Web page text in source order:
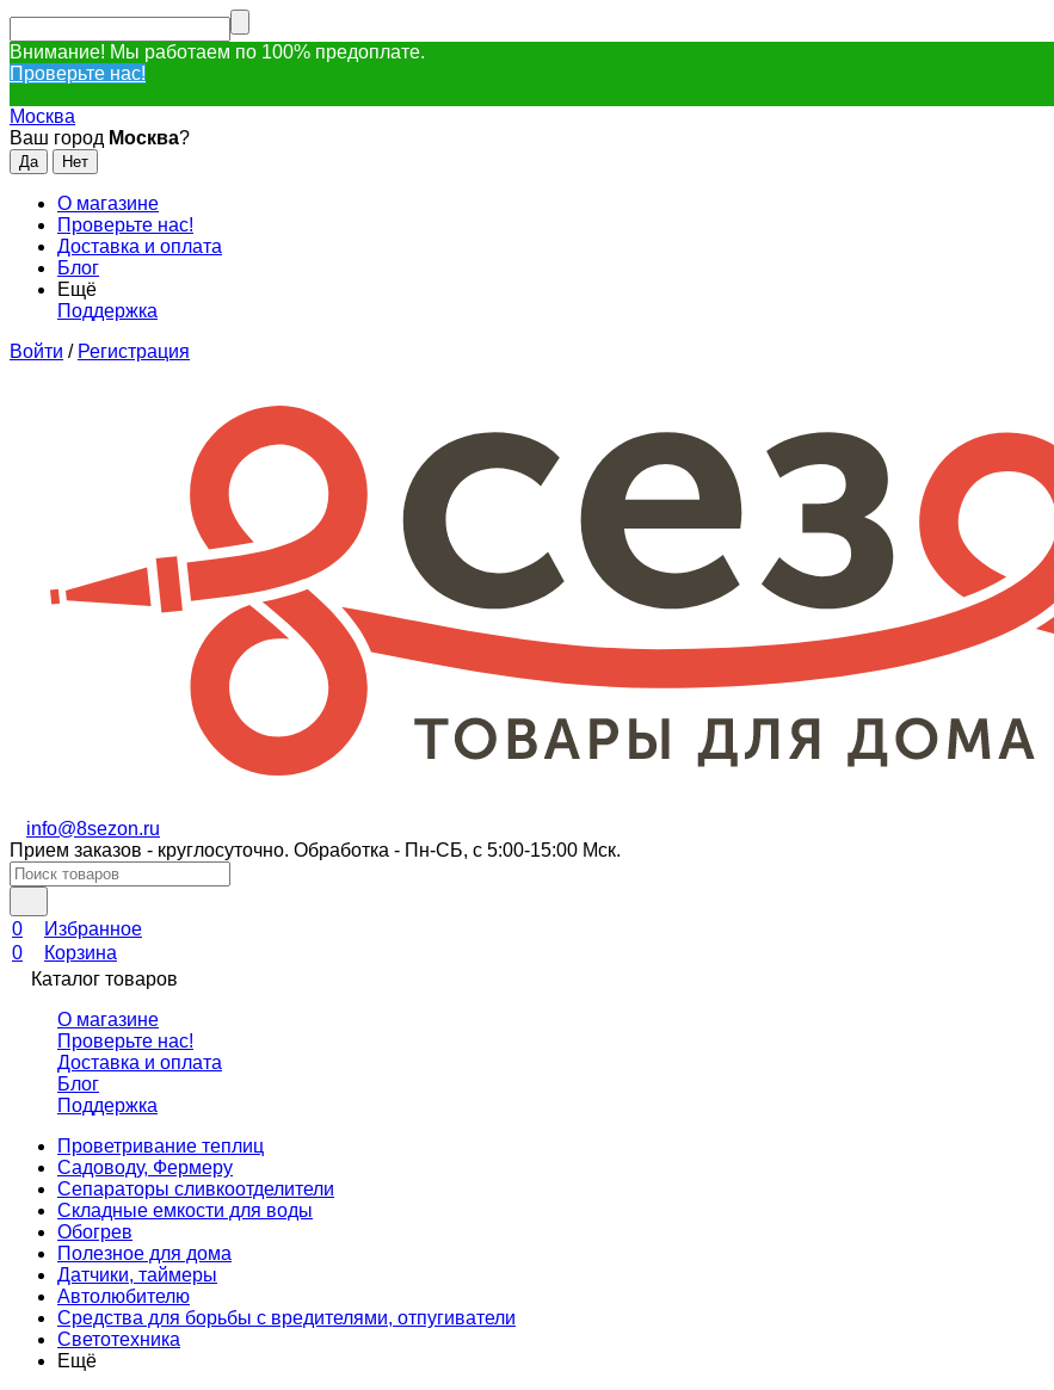
Внимание! Мы работаем по 100% предоплате.
Проверьте нас!
Москва
Ваш город Москва?
О магазине
Проверьте нас!
Доставка и оплата
Блог
Ещё
Поддержка
Войти / Регистрация
info@8sezon.ru
Прием заказов - круглосуточно. Обработка - Пн-СБ, с 5:00-15:00 Мск.
0
Избранное
0
Корзина
Каталог товаров
О магазине
Проверьте нас!
Доставка и оплата
Блог
Поддержка
Проветривание теплиц
Садоводу, Фермеру
Сепараторы сливкоотделители
Складные емкости для воды
Обогрев
Полезное для дома
Датчики, таймеры
Автолюбителю
Средства для борьбы с вредителями, отпугиватели
Светотехника
Ещё